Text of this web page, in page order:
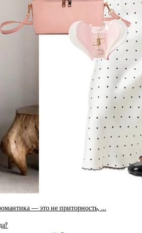
— это не приторность, …